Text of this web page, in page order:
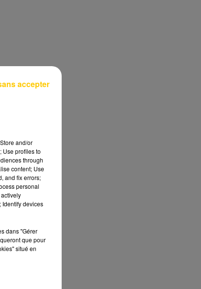
and/or
Use profiles to
through
content; Use
and fix errors;
personal
Identify devices
dans "Gérer
que pour
situé en
accepter